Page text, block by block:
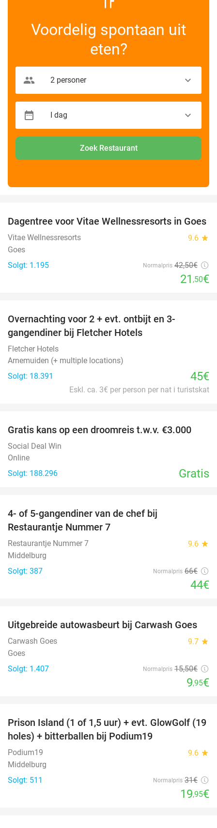
Voordelig spontaan uit
eten?
Zoek Restaurant
49%
Dagentree voor Vitae Wellnessresorts in Goes
Vitae Wellnessresorts 9.6 star
Goes
Solgt: 1.195
Normalpris 42,50€
21 ,50€
Overnachting voor 2 + evt. ontbijt en 3-
gangendiner bij Fletcher Hotels
Fletcher Hotels
Arnemuiden (+ multiple locations)
Solgt: 18.391
45€
Eskl. ca. 3€ per person per nat i turistskat
Gratis kans op een droomreis t.w.v. €3.000
Social Deal Win
Online
Solgt: 188.296
Gratis
4- of 5-gangendiner van de chef bij
Restaurantje Nummer 7
Restaurantje Nummer 7 9.6 star
Middelburg
Solgt: 387
Normalpris 66€
44€
36%
Uitgebreide autowasbeurt bij Carwash Goes
Carwash Goes 9.7 star
Goes
Solgt: 1.407
Normalpris 15,50€
9,95€
36%
Prison Island (1 of 1,5 uur) + evt. GlowGolf (19
holes) + bitterballen bij Podium19
Podium19 9.6 star
Middelburg
Solgt: 511
Normalpris 31€
19,95€